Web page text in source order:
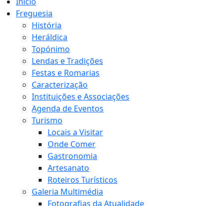
Freguesia
História
Heráldica
Topónimo
Lendas e Tradições
Festas e Romarias
Caracterização
Instituições e Associações
Agenda de Eventos
Turismo
Locais a Visitar
Onde Comer
Gastronomia
Artesanato
Roteiros Turísticos
Galeria Multimédia
Fotografias da Atualidade